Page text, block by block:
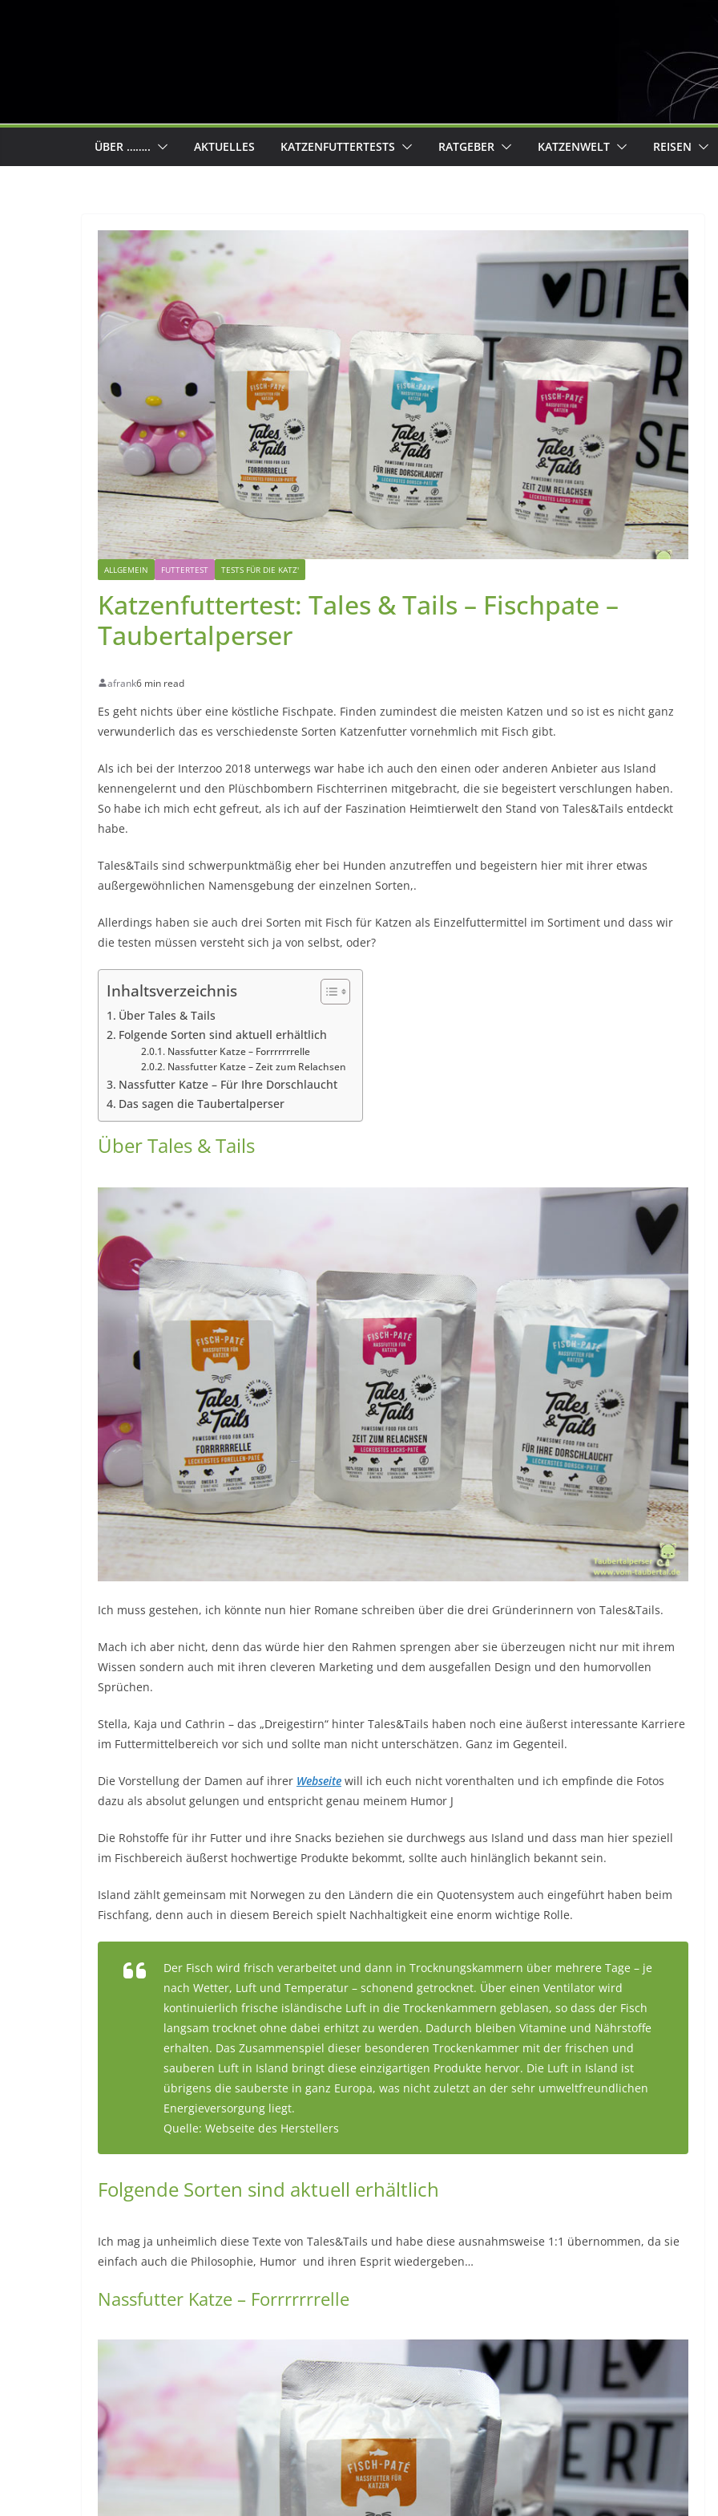
ÜBER …….. AKTUELLES KATZENFUTTERTESTS RATGEBER KATZENWELT REISEN
ALLGEMEIN FUTTERTEST TESTS FÜR DIE KATZ'
Katzenfuttertest: Tales & Tails – Fischpate –
Taubertalperser
afrank6 min read
Es geht nichts über eine köstliche Fischpate. Finden zumindest die meisten Katzen und so ist es nicht ganz
verwunderlich das es verschiedenste Sorten Katzenfutter vornehmlich mit Fisch gibt.
Als ich bei der Interzoo 2018 unterwegs war habe ich auch den einen oder anderen Anbieter aus Island
kennengelernt und den Plüschbombern Fischterrinen mitgebracht, die sie begeistert verschlungen haben.
So habe ich mich echt gefreut, als ich auf der Faszination Heimtierwelt den Stand von Tales&Tails entdeckt
habe.
Tales&Tails sind schwerpunktmäßig eher bei Hunden anzutreffen und begeistern hier mit ihrer etwas
außergewöhnlichen Namensgebung der einzelnen Sorten,.
Allerdings haben sie auch drei Sorten mit Fisch für Katzen als Einzelfuttermittel im Sortiment und dass wir
die testen müssen versteht sich ja von selbst, oder?
Inhaltsverzeichnis
Über Tales & Tails
Folgende Sorten sind aktuell erhältlich
Nassfutter Katze – Forrrrrrrelle
Nassfutter Katze – Zeit zum Relachsen
Nassfutter Katze – Für Ihre Dorschlaucht
Das sagen die Taubertalperser
Über Tales & Tails
Ich muss gestehen, ich könnte nun hier Romane schreiben über die drei Gründerinnern von Tales&Tails.
Mach ich aber nicht, denn das würde hier den Rahmen sprengen aber sie überzeugen nicht nur mit ihrem
Wissen sondern auch mit ihren cleveren Marketing und dem ausgefallen Design und den humorvollen
Sprüchen.
Stella, Kaja und Cathrin – das „Dreigestirn“ hinter Tales&Tails haben noch eine äußerst interessante Karriere
im Futtermittelbereich vor sich und sollte man nicht unterschätzen. Ganz im Gegenteil.
Die Vorstellung der Damen auf ihrer Webseite will ich euch nicht vorenthalten und ich empfinde die Fotos
dazu als absolut gelungen und entspricht genau meinem Humor J
Die Rohstoffe für ihr Futter und ihre Snacks beziehen sie durchwegs aus Island und dass man hier speziell
im Fischbereich äußerst hochwertige Produkte bekommt, sollte auch hinlänglich bekannt sein.
Island zählt gemeinsam mit Norwegen zu den Ländern die ein Quotensystem auch eingeführt haben beim
Fischfang, denn auch in diesem Bereich spielt Nachhaltigkeit eine enorm wichtige Rolle.
Der Fisch wird frisch verarbeitet und dann in Trocknungskammern über mehrere Tage – je
nach Wetter, Luft und Temperatur – schonend getrocknet. Über einen Ventilator wird
kontinuierlich frische isländische Luft in die Trockenkammern geblasen, so dass der Fisch
langsam trocknet ohne dabei erhitzt zu werden. Dadurch bleiben Vitamine und Nährstoffe
erhalten. Das Zusammenspiel dieser besonderen Trockenkammer mit der frischen und
sauberen Luft in Island bringt diese einzigartigen Produkte hervor. Die Luft in Island ist
übrigens die sauberste in ganz Europa, was nicht zuletzt an der sehr umweltfreundlichen
Energieversorgung liegt.
Quelle: Webseite des Herstellers
Folgende Sorten sind aktuell erhältlich
Ich mag ja unheimlich diese Texte von Tales&Tails und habe diese ausnahmsweise 1:1 übernommen, da sie
einfach auch die Philosophie, Humor und ihren Esprit wiedergeben…
Nassfutter Katze – Forrrrrrrelle